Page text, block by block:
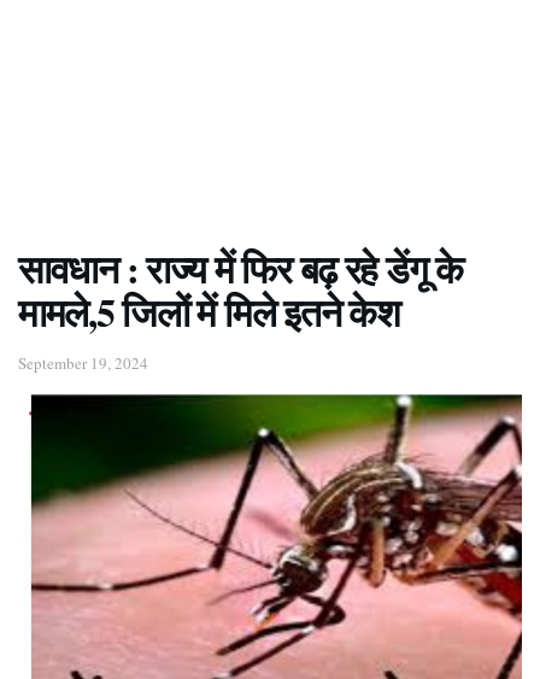
सावधान : राज्य में फिर बढ़ रहे डेंगू के
मामले,5 जिलों में मिले इतने केश
September 19, 2024